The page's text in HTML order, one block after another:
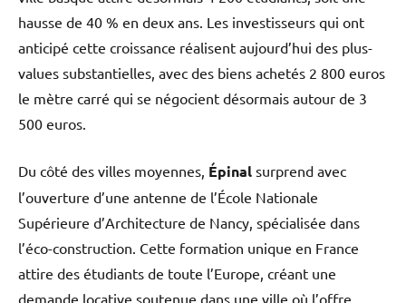
hausse de 40 % en deux ans. Les investisseurs qui ont
anticipé cette croissance réalisent aujourd’hui des plus-
values substantielles, avec des biens achetés 2 800 euros
le mètre carré qui se négocient désormais autour de 3
500 euros.
Du côté des villes moyennes, Épinal surprend avec
l’ouverture d’une antenne de l’École Nationale
Supérieure d’Architecture de Nancy, spécialisée dans
l’éco-construction. Cette formation unique en France
attire des étudiants de toute l’Europe, créant une
demande locative soutenue dans une ville où l’offre